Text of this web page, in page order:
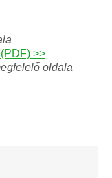
>>
oldala